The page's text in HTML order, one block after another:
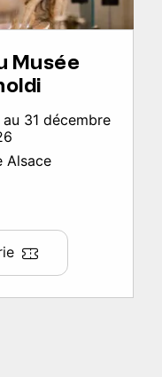
Musée
31 décembre
Alsace